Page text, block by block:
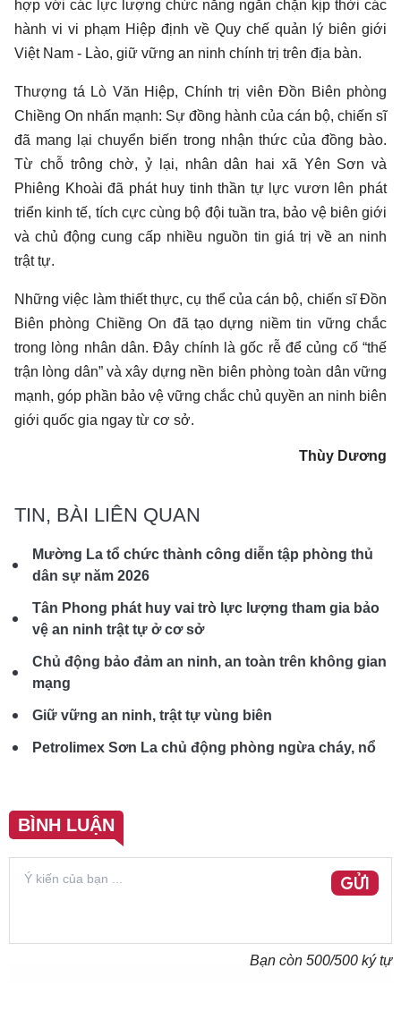
hợp với các lực lượng chức năng ngăn chặn kịp thời các
hành vi vi phạm Hiệp định về Quy chế quản lý biên giới
Việt Nam - Lào, giữ vững an ninh chính trị trên địa bàn.
Thượng tá Lò Văn Hiệp, Chính trị viên Đồn Biên phòng
Chiềng On nhấn mạnh: Sự đồng hành của cán bộ, chiến sĩ
đã mang lại chuyển biến trong nhận thức của đồng bào.
Từ chỗ trông chờ, ỷ lại, nhân dân hai xã Yên Sơn và
Phiêng Khoài đã phát huy tinh thần tự lực vươn lên phát
triển kinh tế, tích cực cùng bộ đội tuần tra, bảo vệ biên giới
và chủ động cung cấp nhiều nguồn tin giá trị về an ninh
trật tự.
Những việc làm thiết thực, cụ thể của cán bộ, chiến sĩ Đồn
Biên phòng Chiềng On đã tạo dựng niềm tin vững chắc
trong lòng nhân dân. Đây chính là gốc rễ để củng cố “thế
trận lòng dân” và xây dựng nền biên phòng toàn dân vững
mạnh, góp phần bảo vệ vững chắc chủ quyền an ninh biên
giới quốc gia ngay từ cơ sở.
Thùy Dương
TIN, BÀI LIÊN QUAN
Mường La tổ chức thành công diễn tập phòng thủ
dân sự năm 2026
Tân Phong phát huy vai trò lực lượng tham gia bảo
vệ an ninh trật tự ở cơ sở
Chủ động bảo đảm an ninh, an toàn trên không gian
mạng
Giữ vững an ninh, trật tự vùng biên
Petrolimex Sơn La chủ động phòng ngừa cháy, nổ
BÌNH LUẬN
GỬI
Bạn còn 500/500 ký tự